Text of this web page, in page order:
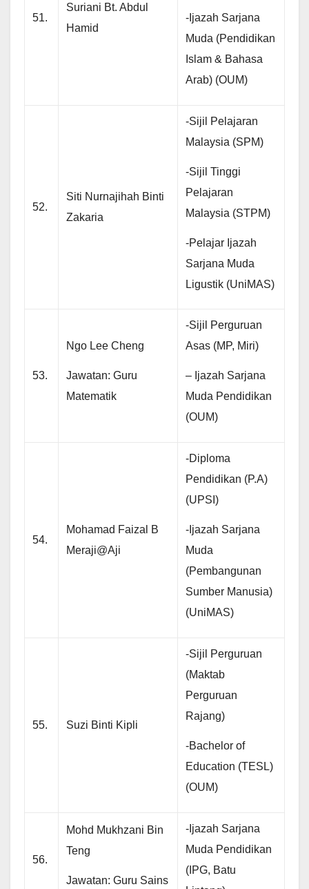
51.
Suriani Bt. Abdul
Hamid
-Ijazah Sarjana
Muda (Pendidikan
Islam & Bahasa
Arab) (OUM)
52.
Siti Nurnajihah Binti
Zakaria
-Sijil Pelajaran
Malaysia (SPM)
-Sijil Tinggi
Pelajaran
Malaysia (STPM)
-Pelajar Ijazah
Sarjana Muda
Ligustik (UniMAS)
53.
Ngo Lee Cheng
Jawatan: Guru
Matematik
-Sijil Perguruan
Asas (MP, Miri)
– Ijazah Sarjana
Muda Pendidikan
(OUM)
54.
Mohamad Faizal B
Meraji@Aji
-Diploma
Pendidikan (P.A)
(UPSI)
-Ijazah Sarjana
Muda
(Pembangunan
Sumber Manusia)
(UniMAS)
55. Suzi Binti Kipli
-Sijil Perguruan
(Maktab
Perguruan
Rajang)
-Bachelor of
Education (TESL)
(OUM)
56.
Mohd Mukhzani Bin
Teng
Jawatan: Guru Sains
-Ijazah Sarjana
Muda Pendidikan
(IPG, Batu